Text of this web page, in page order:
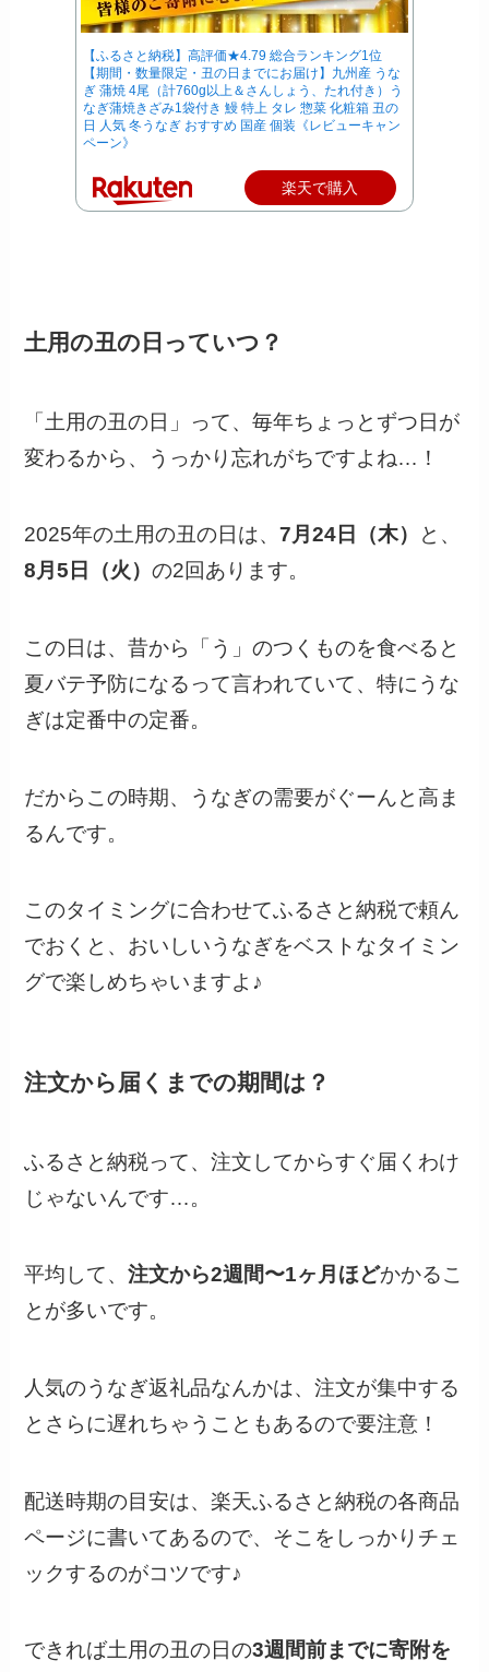
【ふるさと納税】高評価★4.79 総合ランキング1位
【期間・数量限定・丑の日までにお届け】九州産 うな
ぎ 蒲焼 4尾（計760g以上＆さんしょう、たれ付き）う
なぎ蒲焼きざみ1袋付き 鰻 特上 タレ 惣菜 化粧箱 丑の
日 人気 冬うなぎ おすすめ 国産 個装《レビューキャン
ペーン》
楽天で購入
土用の丑の日っていつ？
「土用の丑の日」って、毎年ちょっとずつ日が
変わるから、うっかり忘れがちですよね…！
2025年の土用の丑の日は、7月24日（木）
と、
8月5日（火）の2回あります。
この日は、昔から「う」のつくものを食べると
夏バテ予防になるって言われていて、特にうな
ぎは定番中の定番。
だからこの時期、うなぎの需要がぐーんと高ま
るんです。
このタイミングに合わせてふるさと納税で頼ん
でおくと、おいしいうなぎをベストなタイミン
グで楽しめちゃいますよ♪
注文から届くまでの期間は？
ふるさと納税って、注文してからすぐ届くわけ
じゃないんです…。
平均して、注文から2週間〜1ヶ月ほどかかるこ
とが多いです。
人気のうなぎ返礼品なんかは、注文が集中する
とさらに遅れちゃうこともあるので要注意！
配送時期の目安は、楽天ふるさと納税の各商品
ページに書いてあるので、そこをしっかりチェ
ックするのがコツです♪
できれば土用の丑の日の3週間前までに寄附を